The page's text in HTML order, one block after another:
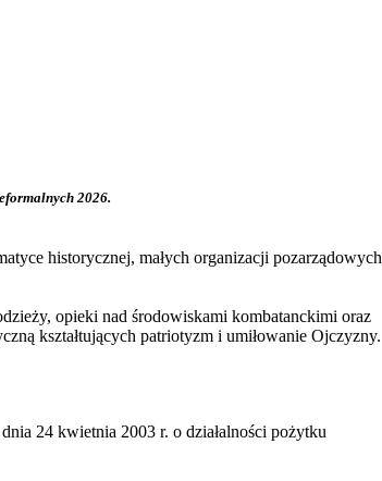
2026.
historycznej, małych organizacji pozarządowych
opieki nad środowiskami kombatanckimi oraz
kształtujących patriotyzm i umiłowanie Ojczyzny.
24 kwietnia 2003 r. o działalności pożytku